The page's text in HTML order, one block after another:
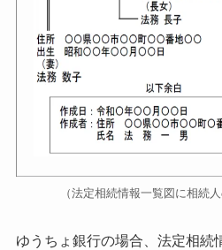
（法定相続情報一覧図に相続
ゆうちょ銀行の場合、法定相続